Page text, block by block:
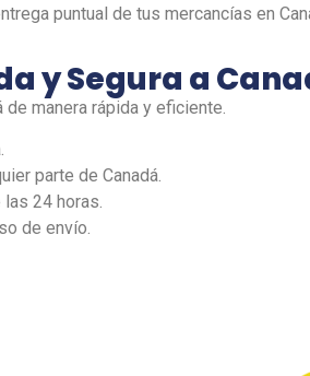
puntual de tus mercancías en
y Segura a
manera rápida y eficiente.
parte de Canadá.
24 horas.
de envío.